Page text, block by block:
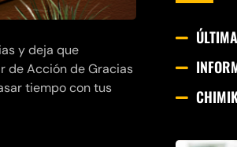
y deja que
de Acción de Gracias
tiempo con tus